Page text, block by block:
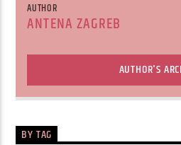
AUTHOR
ANTENA ZAGREB
AUTHOR'S
BY TAG